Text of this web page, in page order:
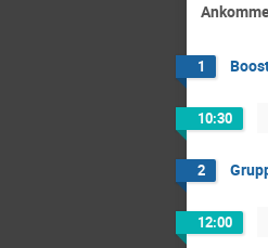
1
10:30
2
12:00